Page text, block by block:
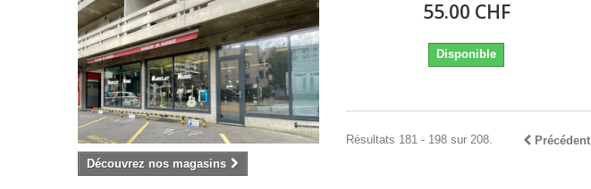
Découvrez nos magasins
55.00 CHF
Disponible
Précédent
Résultats 181 - 198 sur 208.